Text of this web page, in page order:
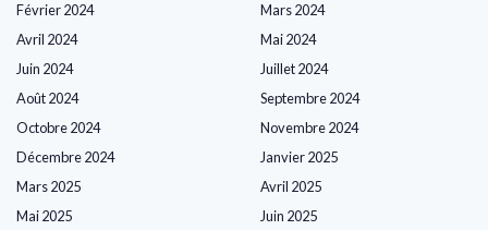
Février 2024
Mars 2024
Avril 2024
Mai 2024
Juin 2024
Juillet 2024
Août 2024
Septembre 2024
Octobre 2024
Novembre 2024
Décembre 2024
Janvier 2025
Mars 2025
Avril 2025
Mai 2025
Juin 2025